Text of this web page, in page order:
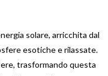
solare, arricchita dal
esotiche e rilassate.
trasformando questa